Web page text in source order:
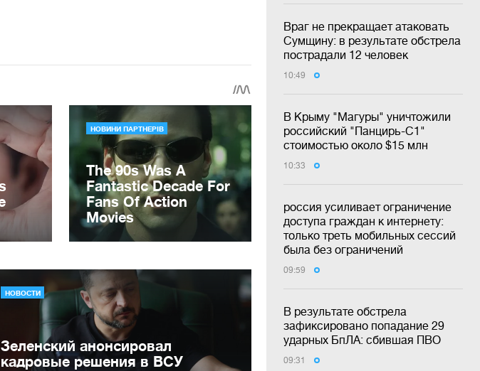
Враг не прекращает атаковать
Сумщину: в результате обстрела
пострадали 12 человек
10:49
В Крыму "Магуры" уничтожили
российский "Панцирь-С1"
стоимостью около $15 млн
10:33
россия усиливает ограничение
доступа граждан к интернету:
только треть мобильных сессий
была без ограничений
09:59
В результате обстрела
зафиксировано попадание 29
ударных БпЛА: сбившая ПВО
09:31
НОВОСТИ
Зеленский анонсировал
кадровые решения в ВСУ